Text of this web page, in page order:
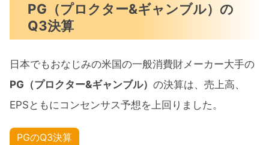
PG（プロクター&ギャンブル）の
Q3決算
日本でもおなじみの米国の一般消費財メーカー大手の
PG（プロクター&ギャンブル） の決算は、売上高、
EPSともにコンセンサス予想を上回りました。
PGのQ3決算